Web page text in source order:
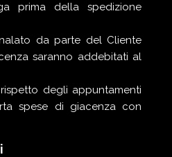
prima della spedizione
da parte del Cliente
saranno addebitati al
degli appuntamenti
spese di giacenza con